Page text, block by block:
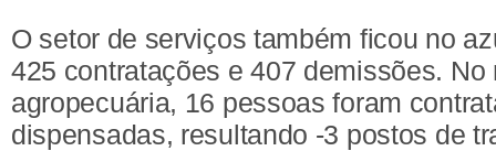
O setor de serviços também ficou no
425 contratações e 407 demissões. No
agropecuária, 16 pessoas foram
dispensadas, resultando -3 postos de